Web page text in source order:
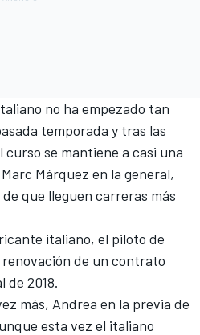
no ha empezado tan
temporada y tras las
se mantiene a casi una
Márquez en la general,
que lleguen carreras más
italiano, el piloto de
de un contrato
de 2018.
más, Andrea en la previa de
esta vez el italiano